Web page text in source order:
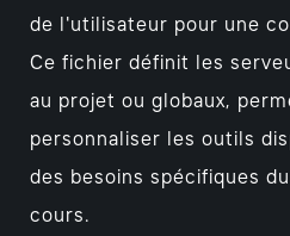
de l'utilisateur pour une
Ce fichier définit les
au projet ou globaux,
personnaliser les outils
des besoins spécifiques
cours.